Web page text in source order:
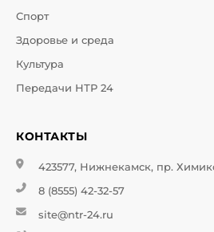
Спорт
Здоровье и среда
Культура
Передачи НТР 24
КОНТАКТЫ
423577, Нижнекамск, пр.
8 (8555) 42-32-57
site@ntr-24.ru